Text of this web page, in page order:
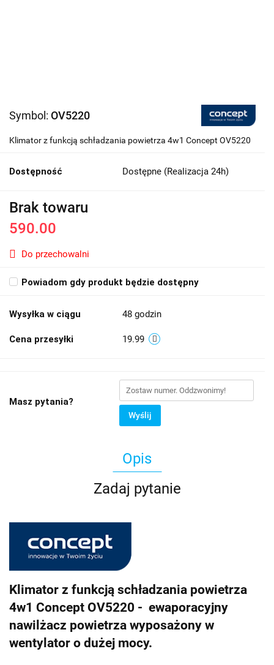
Symbol: OV5220
Klimator z funkcją schładzania powietrza 4w1 Concept OV5220
Dostępność Dostępne (Realizacja 24h)
Brak towaru
590.00
Do przechowalni
Powiadom gdy produkt będzie dostępny
Wysyłka w ciągu 48 godzin
Cena przesyłki 19.99
Masz pytania?
Wyślij
Opis
Zadaj pytanie
Klimator z funkcją schładzania powietrza
4w1 Concept OV5220 - ewaporacyjny
nawilżacz powietrza wyposażony w
wentylator o dużej mocy.